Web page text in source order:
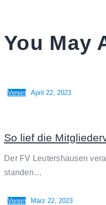
You May
Verein April 22, 2023
So lief die
Der FV Leutershausen
standen…
Verein März 22, 2023